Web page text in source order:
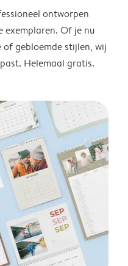
ontworpen
exemplaren. Of je nu
of gebloemde stijlen, wij
Helemaal gratis.